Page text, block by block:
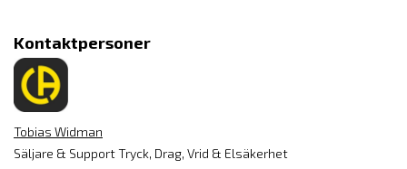
Kontaktpersoner
Tobias Widman
Säljare & Support Tryck, Drag, Vrid & Elsäkerhet